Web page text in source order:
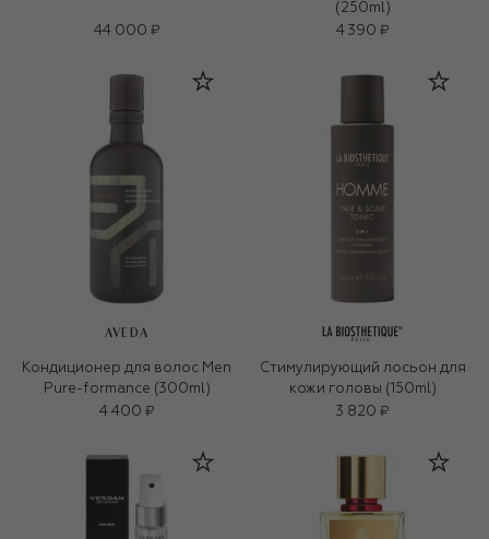
44 000 ₽
(250ml)
4 390 ₽
AVEDA
Кондиционер для волос Men
Pure-formance (300ml)
4 400 ₽
Стимулирующий лосьон для
кожи головы (150ml)
3 820 ₽